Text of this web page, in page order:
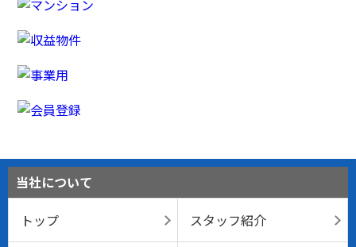
当社について
トップ
スタッフ紹介